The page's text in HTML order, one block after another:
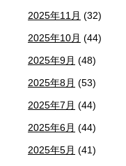
2025年11月 (32)
2025年10月 (44)
2025年9月 (48)
2025年8月 (53)
2025年7月 (44)
2025年6月 (44)
2025年5月 (41)